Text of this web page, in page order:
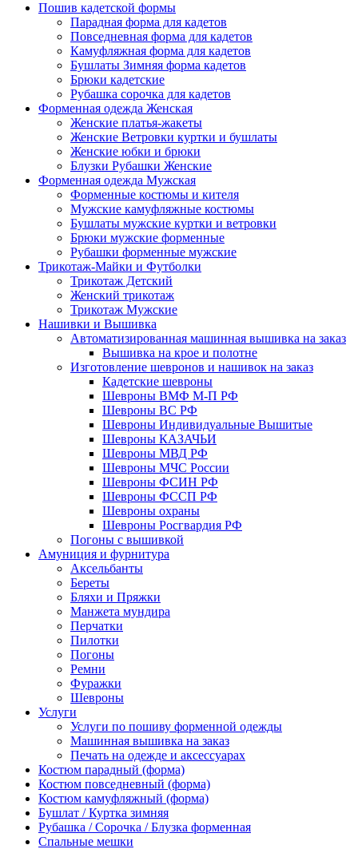
Пошив кадетской формы
Парадная форма для кадетов
Повседневная форма для кадетов
Камуфляжная форма для кадетов
Бушлаты Зимняя форма кадетов
Брюки кадетские
Рубашка сорочка для кадетов
Форменная одежда Женская
Женские платья-жакеты
Женские Ветровки куртки и бушлаты
Женские юбки и брюки
Блузки Рубашки Женские
Форменная одежда Мужская
Форменные костюмы и кителя
Мужские камуфляжные костюмы
Бушлаты мужские куртки и ветровки
Брюки мужские форменные
Рубашки форменные мужские
Трикотаж-Майки и Футболки
Трикотаж Детский
Женский трикотаж
Трикотаж Мужские
Нашивки и Вышивка
Автоматизированная машинная вышивка на заказ
Вышивка на крое и полотне
Изготовление шевронов и нашивок на заказ
Кадетские шевроны
Шевроны ВМФ М-П РФ
Шевроны ВС РФ
Шевроны Индивидуальные Вышитые
Шевроны КАЗАЧЬИ
Шевроны МВД РФ
Шевроны МЧС России
Шевроны ФСИН РФ
Шевроны ФССП РФ
Шевроны охраны
Шевроны Росгвардия РФ
Погоны с вышивкой
Амуниция и фурнитура
Аксельбанты
Береты
Бляхи и Пряжки
Манжета мундира
Перчатки
Пилотки
Погоны
Ремни
Фуражки
Шевроны
Услуги
Услуги по пошиву форменной одежды
Машинная вышивка на заказ
Печать на одежде и аксессуарах
Костюм парадный (форма)
Костюм повседневный (форма)
Костюм камуфляжный (форма)
Бушлат / Куртка зимняя
Рубашка / Сорочка / Блузка форменная
Спальные мешки